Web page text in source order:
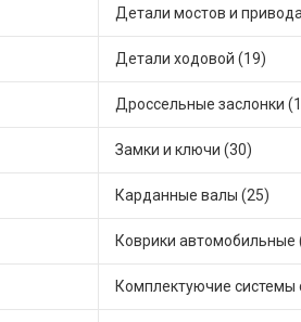
Детали мостов и
Детали ходовой (19)
Дроссельные заслонки
Замки и ключи (30)
Карданные валы (25)
Коврики автомобильные
Комплектуючие системы